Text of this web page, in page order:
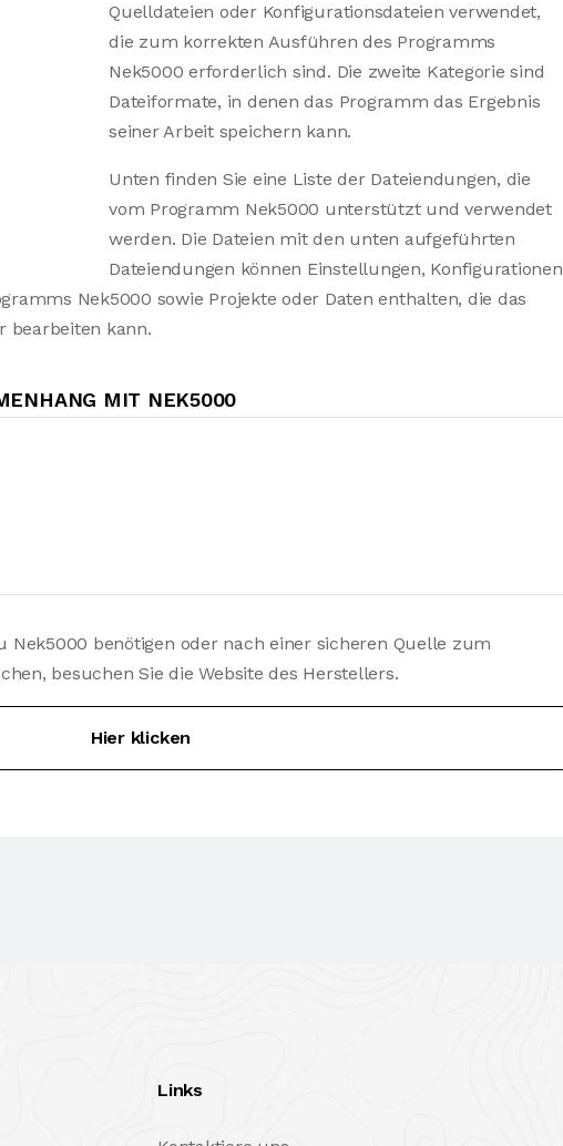
Quelldateien oder Konfigurationsdateien verwendet,
die zum korrekten Ausführen des Programms
Nek5000 erforderlich sind. Die zweite Kategorie sind
Dateiformate, in denen das Programm das Ergebnis
seiner Arbeit speichern kann.
Unten finden Sie eine Liste der Dateiendungen, die
vom Programm Nek5000 unterstützt und verwendet
werden. Die Dateien mit den unten aufgeführten
Dateiendungen können Einstellungen, Konfigurationen
Nek5000 sowie Projekte oder Daten enthalten, die das
bearbeiten kann.
MIT NEK5000
Nek5000 benötigen oder nach einer sicheren Quelle zum
besuchen Sie die Website des Herstellers.
Hier klicken
Links